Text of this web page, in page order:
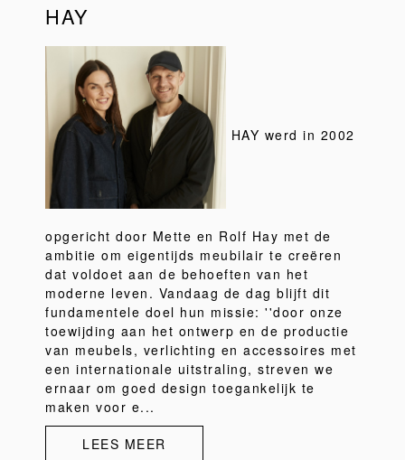
HAY
HAY werd in 2002
opgericht door Mette en Rolf Hay met de
ambitie om eigentijds meubilair te creëren
dat voldoet aan de behoeften van het
moderne leven. Vandaag de dag blijft dit
fundamentele doel hun missie: ''door onze
toewijding aan het ontwerp en de productie
van meubels, verlichting en accessoires met
een internationale uitstraling, streven we
ernaar om goed design toegankelijk te
maken voor e...
LEES MEER